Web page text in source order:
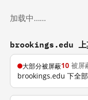
加载中……
brookings.edu 上
大部分被屏蔽10 被屏
brookings.edu 下全